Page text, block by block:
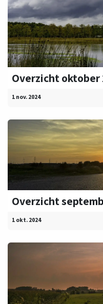
Overzicht oktober
1 nov. 2024
Overzicht
1 okt. 2024